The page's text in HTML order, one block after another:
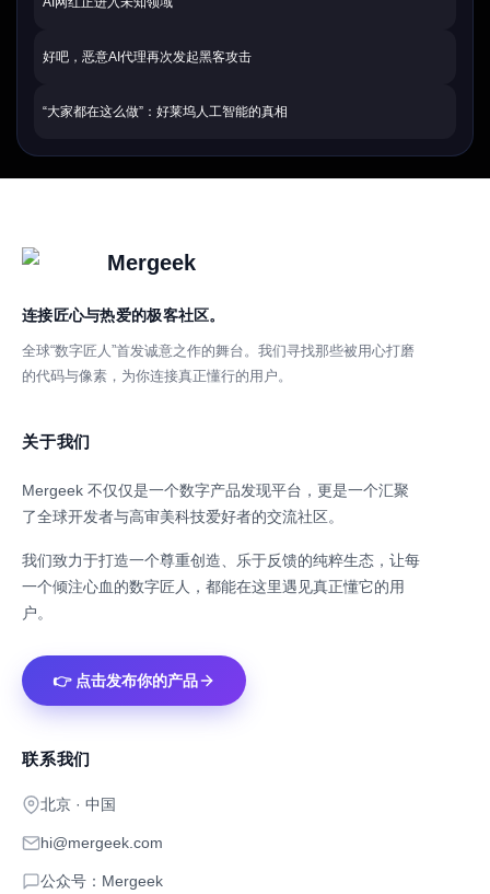
好吧，恶意AI代理再次发起黑客攻击
“大家都在这么做”：好莱坞人工智能的真相
Mergeek
连接匠心与热爱的极客社区。
全球“数字匠人”首发诚意之作的舞台。我们寻找那些被用心打磨
的代码与像素，为你连接真正懂行的用户。
关于我们
Mergeek 不仅仅是一个数字产品发现平台，更是一个汇聚
了全球开发者与高审美科技爱好者的交流社区。
我们致力于打造一个尊重创造、乐于反馈的纯粹生态，让每
一个倾注心血的数字匠人，都能在这里遇见真正懂它的用
户。
👉 点击发布你的产品
联系我们
北京 · 中国
hi@mergeek.com
公众号：Mergeek